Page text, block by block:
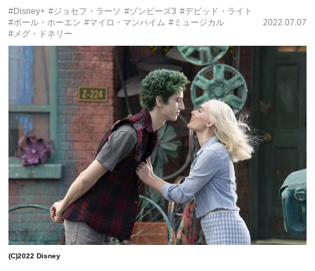
#Disney+ #ジョセフ・ラーソ #ゾンビーズ3 #デビッド・ライト
#ポール・ホーエン #マイロ・マンハイム #ミュージカル
#メグ・ドネリー
2022.07.07
(C)2022 Disney